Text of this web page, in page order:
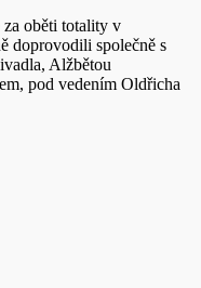
za oběti totality v
doprovodili společně s
Alžbětou
pod vedením Oldřicha